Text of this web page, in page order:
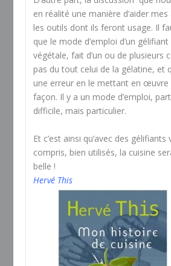
en réalité une manière d’aider
les outils dont ils feront usage. Il
que le mode d’emploi d’un gélifiant
végétale, fait d’un ou de plusieurs
pas du tout celui de la gélatine, et
une erreur en le mettant en œuvre
façon. Il y a un mode d’emploi,
difficile, mais particulier.
Et c’est ainsi qu’avec des gélifiants
compris, bien utilisés, la cuisine
belle !
Hervé This